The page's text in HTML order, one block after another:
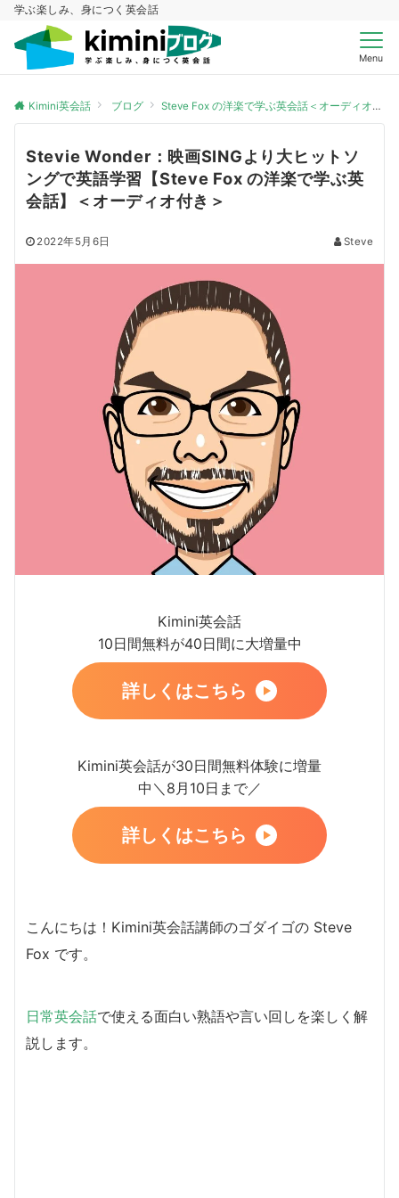
学ぶ楽しみ、身につく英会話
Menu
Kimini英会話 ブログ Steve Fox の洋楽で学ぶ英会話＜オーディオ付き＞
Stevie Wonder：映画SINGより大ヒットソ
ングで英語学習【Steve Fox の洋楽で学ぶ英
会話】＜オーディオ付き＞
2022年5月6日 Steve
Kimini英会話
10日間無料が40日間に大増量中
詳しくはこちら
Kimini英会話が30日間無料体験に増量
中＼8月10日まで／
詳しくはこちら
こんにちは！Kimini英会話講師のゴダイゴの Steve
Fox です。
日常英会話で使える面白い熟語や言い回しを楽しく解
説します。